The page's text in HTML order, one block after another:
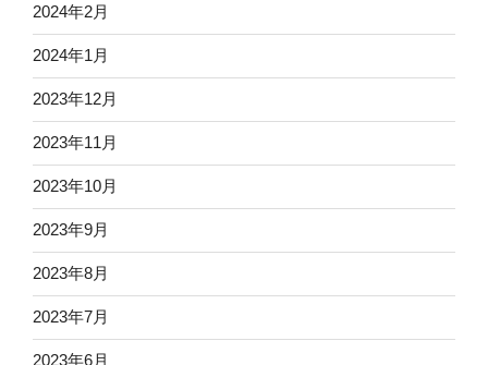
2024年2月
2024年1月
2023年12月
2023年11月
2023年10月
2023年9月
2023年8月
2023年7月
2023年6月